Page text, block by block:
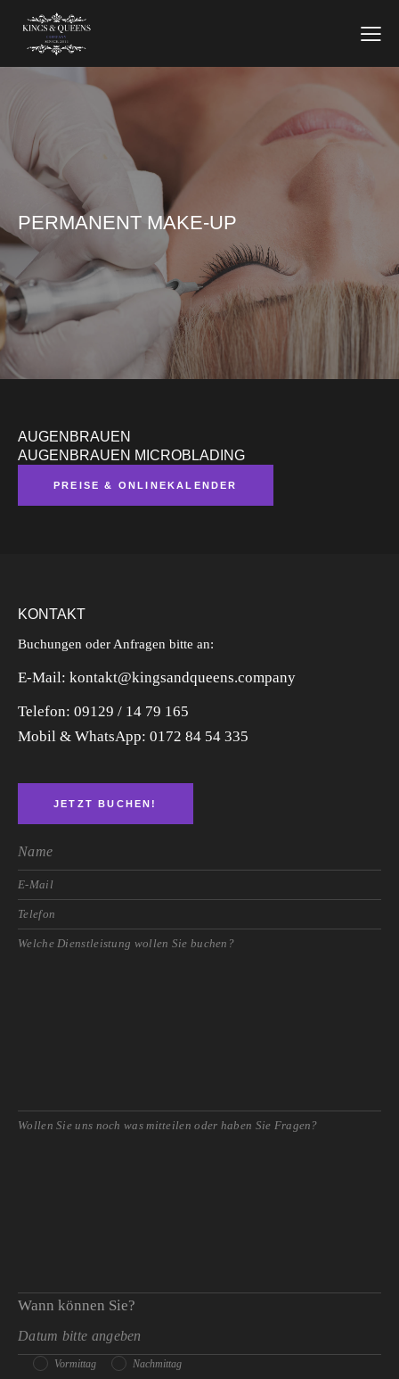
PERMANENT MAKE-UP
AUGENBRAUEN
AUGENBRAUEN MICROBLADING
PREISE & ONLINEKALENDER
KONTAKT
Buchungen oder Anfragen bitte an:
E-Mail: kontakt@kingsandqueens.company
Telefon: 09129 / 14 79 165
Mobil & WhatsApp: 0172 84 54 335
JETZT BUCHEN!
Wann können Sie?
Vormittag Nachmittag